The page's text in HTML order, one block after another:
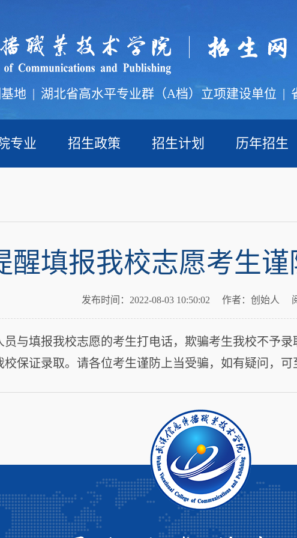
地 | 湖北省高水平专业群（A档）立项建设单位 |
专业 招生政策 招生计划 历年招生
醒填报我校志愿考生谨
发布时间：2022-08-03 10:50:02 作者：创始人
与填报我校志愿的考生打电话，欺骗考生我校不予
保证录取。请各位考生谨防上当受骗，如有疑问，可